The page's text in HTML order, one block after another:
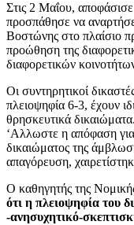
Στις 2 Μαΐου, αποφάσισε
προσπάθησε να
Βοστώνης στο πλαίσιο
προώθηση της
διαφορετικών
Οι συντηρητικοί
πλειοψηφία 6-3, έχουν
θρησκευτικά
‘Αλλωστε η απόφαση
δικαιώματος της
απαγόρευση,
Ο καθηγητής της
ότι η πλειοψηφία του
-ανησυχητικό-